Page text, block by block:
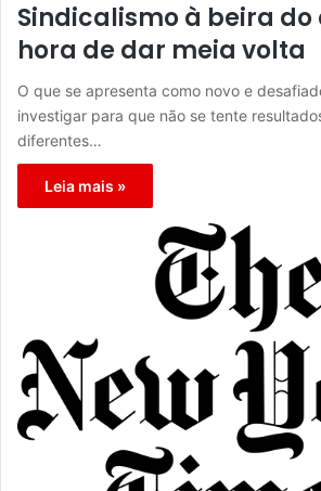
Sindicalismo à beira do
hora de dar meia volta
O que se apresenta como novo e
investigar para que não se tente
diferentes…
Leia mais »